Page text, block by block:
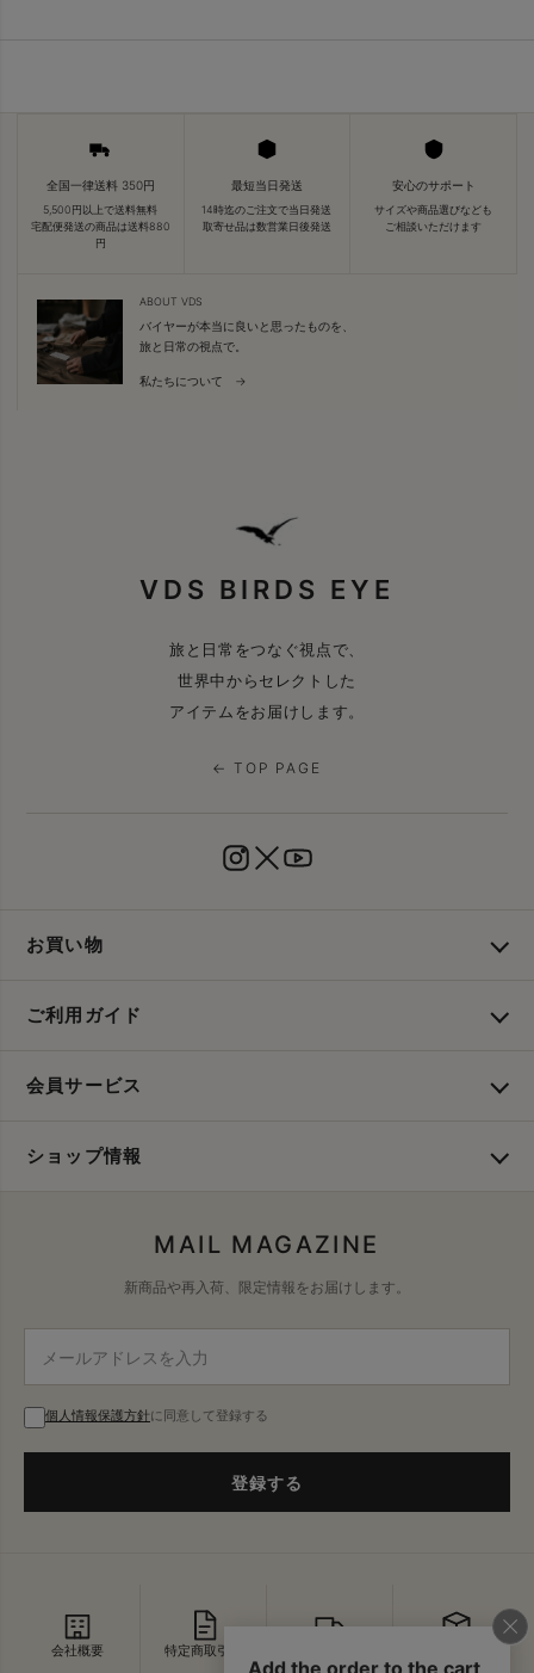
全国一律送料 350円
5,500円以上で送料無料
宅配便発送の商品は送料880
円
最短当日発送
14時迄のご注文で当日発送
取寄せ品は数営業日後発送
安心のサポート
サイズや商品選びなども
ご相談いただけます
ABOUT VDS
バイヤーが本当に良いと思ったものを、
旅と日常の視点で。
私たちについて →
VDS BIRDS EYE
旅と日常をつなぐ視点で、
世界中からセレクトした
アイテムをお届けします。
← TOP PAGE
お買い物
ご利用ガイド
会員サービス
ショップ情報
MAIL MAGAZINE
新商品や再入荷、限定情報をお届けします。
個人情報保護方針に同意して登録する
登録する
会社概要 特定商取引法